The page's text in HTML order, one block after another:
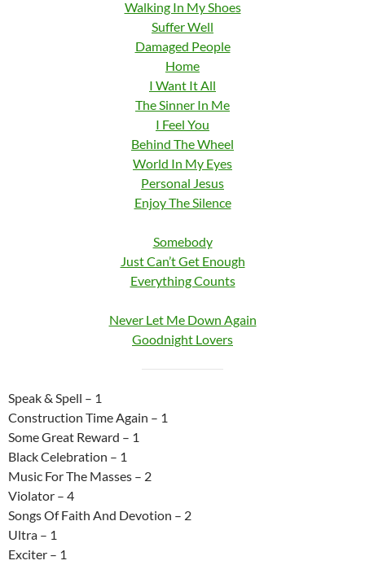
Walking In My Shoes
Suffer Well
Damaged People
Home
I Want It All
The Sinner In Me
I Feel You
Behind The Wheel
World In My Eyes
Personal Jesus
Enjoy The Silence
Somebody
Just Can’t Get Enough
Everything Counts
Never Let Me Down Again
Goodnight Lovers
Speak & Spell – 1
Construction Time Again – 1
Some Great Reward – 1
Black Celebration – 1
Music For The Masses – 2
Violator – 4
Songs Of Faith And Devotion – 2
Ultra – 1
Exciter – 1